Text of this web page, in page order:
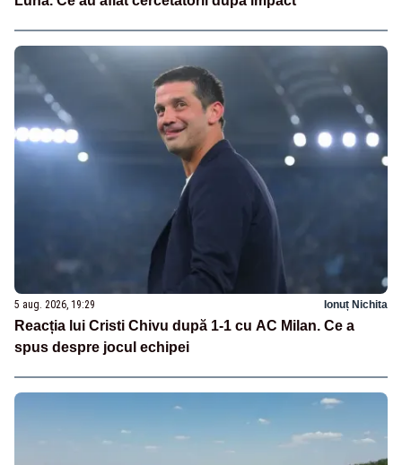
5 aug. 2026, 19:29 Ionuț Nichita
Reacția lui Cristi Chivu după 1-1 cu AC Milan. Ce a
spus despre jocul echipei